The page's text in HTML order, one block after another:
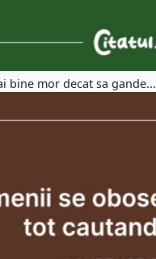
bine mor decat sa gande...